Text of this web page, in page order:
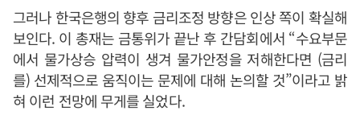
그러나 한국은행의 향후 금리조정 방향은 인상 쪽이 확실해
보인다. 이 총재는 금통위가 끝난 후 간담회에서 “수요부문
에서 물가상승 압력이 생겨 물가안정을 저해한다면 (금리
를) 선제적으로 움직이는 문제에 대해 논의할 것”이라고 밝
혀 이런 전망에 무게를 실었다.